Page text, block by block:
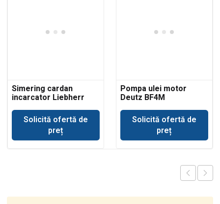
Simering cardan
incarcator Liebherr
Solicită ofertă de
preț
Pompa ulei motor
Deutz BF4M
Solicită ofertă de
preț